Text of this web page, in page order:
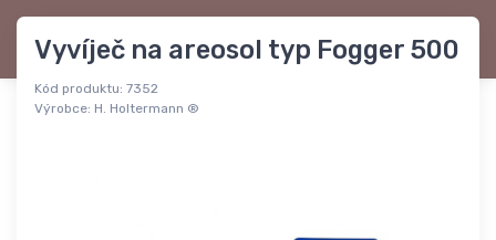
Vyvíječ na areosol typ Fogger 500
Kód produktu: 7352
Výrobce: H. Holtermann ®